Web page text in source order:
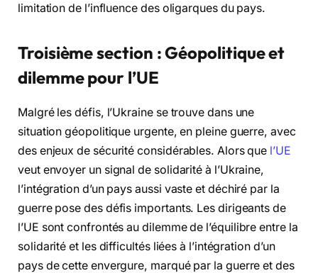
limitation de l’influence des oligarques du pays.
Troisième section : Géopolitique et
dilemme pour l’UE
Malgré les défis, l’Ukraine se trouve dans une
situation géopolitique urgente, en pleine guerre, avec
des enjeux de sécurité considérables. Alors que l’UE
veut envoyer un signal de solidarité à l’Ukraine,
l’intégration d’un pays aussi vaste et déchiré par la
guerre pose des défis importants. Les dirigeants de
l’UE sont confrontés au dilemme de l’équilibre entre la
solidarité et les difficultés liées à l’intégration d’un
pays de cette envergure, marqué par la guerre et des